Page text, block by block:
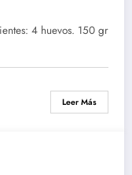
4 huevos. 150 gr
Leer Más